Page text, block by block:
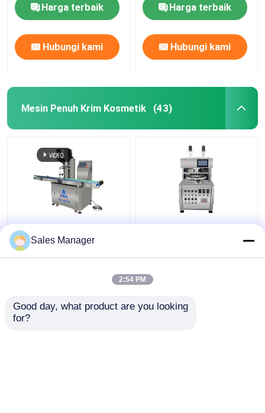
Harga terbaik
Hubungi kami
Harga terbaik
Hubungi kami
Mesin Penuh Krim Kosmetik (43)
Mesin Penuh Krim
Kosmetik Full Auto
Untuk Shampoo Lotion
Mesin Penuh Botol Krim
Sales Manager
2:54 PM
Good day, what product are you looking
for?